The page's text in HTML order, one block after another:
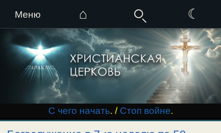
Меню ⌂ ☾
Перейти
содержимому
С чего начать. / Стоп войне.